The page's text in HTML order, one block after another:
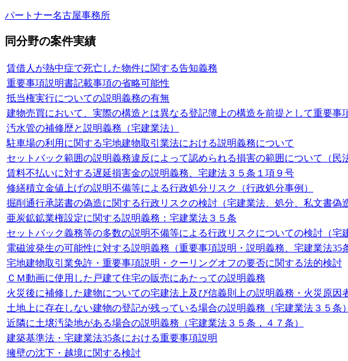
パートナー名古屋事務所
同分野の案件実績
賃借人が熱中症で死亡した物件に関する告知義務
重要事項説明書記載事項の省略可能性
抵当権実行についての説明義務の有無
建物売買において、実際の構造とは異なる登記簿上の構造を前提として重要事
汚水管の補修歴と説明義務（宅建業法）
駐車場の利用に関する宅地建物取引業法における説明義務について
セットバック範囲の説明義務違反によって認められる損害の範囲について（民法
賃料不払いに対する遅延損害金の説明義務、宅建法３５条１項９号
修繕積立金値上げの説明不備等による行政処分リスク（行政処分事例）
掘削通行承諾書の偽造に関する行政リスクの検討（宅建業法、処分、私文書偽
亜炭鉱鉱業権設定に関する説明義務：宅建業法３５条
セットバック義務等の多数の説明不備等による行政リスクについての検討（宅
電磁波発生の可能性に対する説明義務（重要事項説明・説明義務、宅建業法35
宅地建物取引業免許・重要事項説明・クーリングオフの要否に関する法的検討
ＣＭ動画に使用した戸建て住宅の販売にあたっての説明義務
火災後に補修した建物についての宅建法上及び信義則上の説明義務・火災原因
土地上に存在しない建物の登記が残っている場合の説明義務（宅建業法３５条）
近隣に土壌汚染地がある場合の説明義務（宅建業法３５条，４７条）
建築基準法・宅建業法35条における重要事項説明
擁壁の沈下・越境に関する検討